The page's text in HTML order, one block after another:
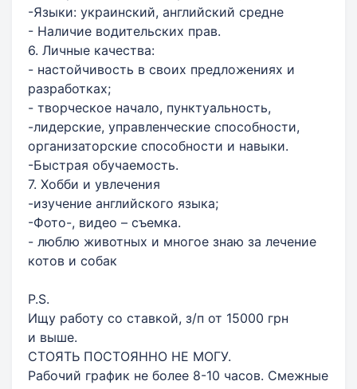
-Языки: украинский, английский средне
- Наличие водительских прав.
6. Личные качества:
- настойчивость в своих предложениях и
разработках;
- творческое начало, пунктуальность,
-лидерские, управленческие способности,
организаторские способности и навыки.
-Быстрая обучаемость.
7. Хобби и увлечения
-изучение английского языка;
-Фото-, видео – съемка.
- люблю животных и многое знаю за лечение
котов и собак
P.S.
Ищу работу со ставкой, з/п от 15000 грн
и выше.
СТОЯТЬ ПОСТОЯННО НЕ МОГУ.
Рабочий график не более 8-10 часов. Смежные